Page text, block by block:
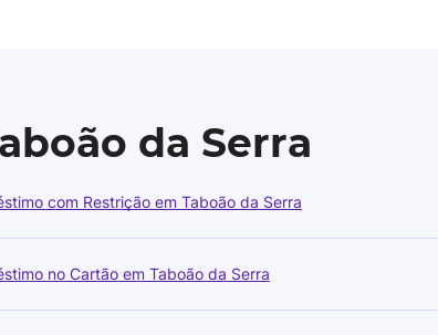
da Serra
com Restrição em Taboão da Serra
no Cartão em Taboão da Serra